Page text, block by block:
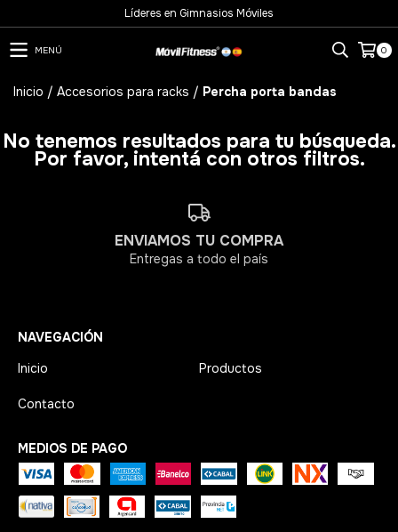
Líderes en Gimnasios Móviles
MENÚ 0
Inicio / Accesorios para racks / Percha porta bandas
No tenemos resultados para tu búsqueda.
Por favor, intentá con otros filtros.
ENVIAMOS TU COMPRA
Entregas a todo el país
NAVEGACIÓN
Inicio
Productos
Contacto
MEDIOS DE PAGO